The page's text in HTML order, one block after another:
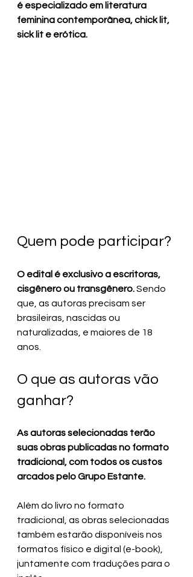
é especializado em literatura
feminina contemporânea, chick lit,
sick lit e erótica.
Quem pode participar?
O edital é exclusivo a escritoras,
cisgênero ou transgênero. Sendo
que, as autoras precisam ser
brasileiras, nascidas ou
naturalizadas, e maiores de 18
anos.
O que as autoras vão
ganhar?
As autoras selecionadas terão
suas obras publicadas no formato
tradicional, com todos os custos
arcados pelo Grupo Estante.
Além do livro no formato
tradicional, as obras selecionadas
também estarão disponíveis nos
formatos físico e digital (e-book),
juntamente com traduções para o